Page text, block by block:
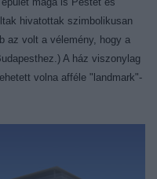
hivatottak szimbolikusan
az volt a vélemény, hogy a
A ház viszonylag
volna afféle "landmark"-